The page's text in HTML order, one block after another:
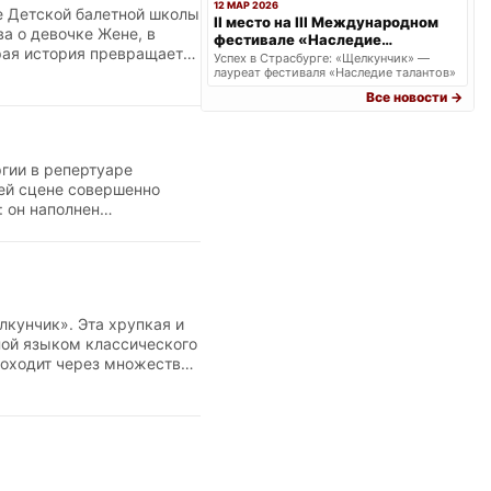
балетной школы
о девочке Жене, в
история превращается
и
помощи ближнему.
в репертуаре
сцене совершенно
он наполнен
Натальи
языке грации и
озорным.
Эта хрупкая и
языком классического
через множество
ученики разных
12 МАР 2026
II место на III Международном
фестивале «Наследие
талантов» в г. Страсбурге.
Успех в Страсбурге: «Щелкунчик» —
лауреат фестиваля «Наследие талантов»
Все новости →